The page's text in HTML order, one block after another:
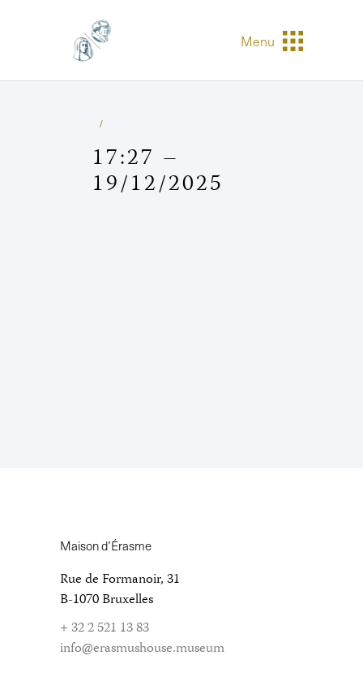
Menu
17:27 –
19/12/2025
Maison d’Érasme
Rue de Formanoir, 31
B-1070 Bruxelles
+ 32 2 521 13 83
info@erasmushouse.museum